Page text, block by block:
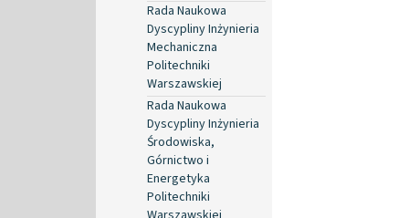
Rada Naukowa
Dyscypliny Inżynieria
Mechaniczna
Politechniki
Warszawskiej
Rada Naukowa
Dyscypliny Inżynieria
Środowiska,
Górnictwo i
Energetyka
Politechniki